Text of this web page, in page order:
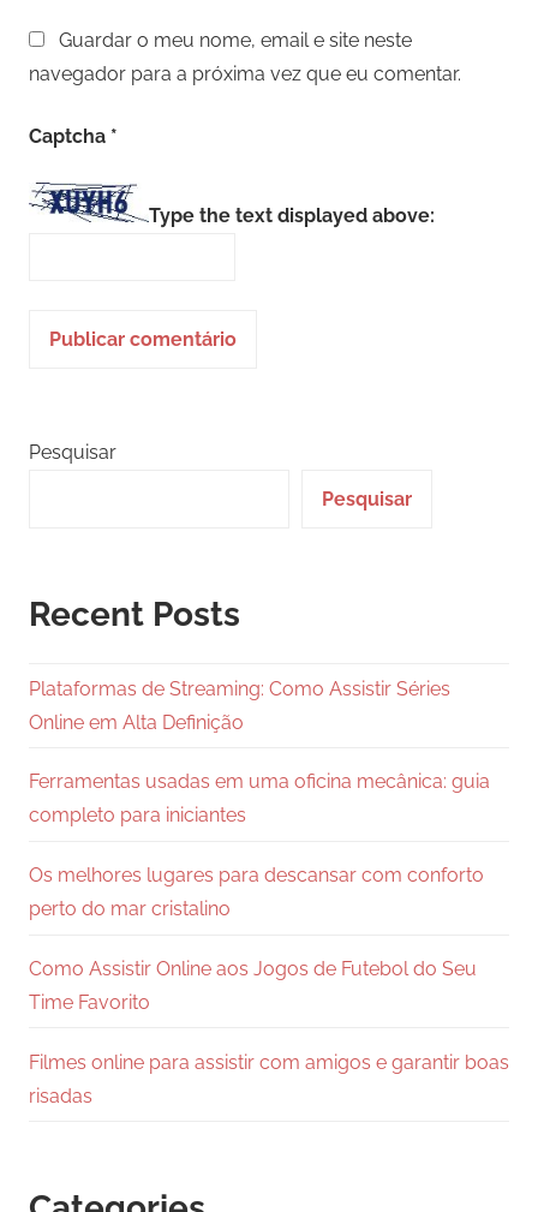
Guardar o meu nome, email e site neste
navegador para a próxima vez que eu comentar.
Captcha *
Type the text displayed above:
Pesquisar
Pesquisar
Recent Posts
Plataformas de Streaming: Como Assistir Séries
Online em Alta Definição
Ferramentas usadas em uma oficina mecânica: guia
completo para iniciantes
Os melhores lugares para descansar com conforto
perto do mar cristalino
Como Assistir Online aos Jogos de Futebol do Seu
Time Favorito
Filmes online para assistir com amigos e garantir boas
risadas